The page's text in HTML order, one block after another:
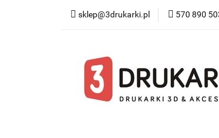
sklep@3drukarki.pl 570 890
Blog